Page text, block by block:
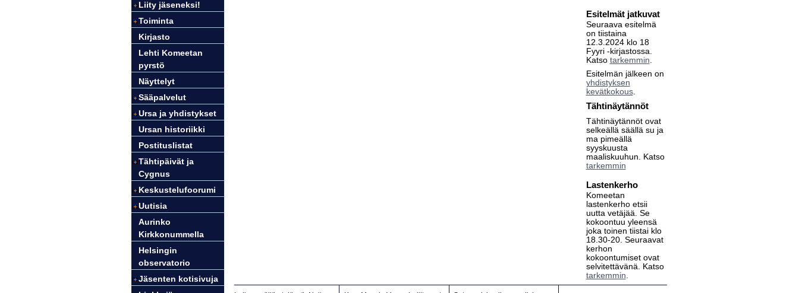
Esitelmät jatkuvat
Seuraava esitelmä
on tiistaina
12.3.2024 klo 18
Fyyri -kirjastossa.
Katso tarkemmin.
Esitelmän jälkeen on
yhdistyksen
kevätkokous.
Tähtinäytännöt
Tähtinäytännöt ovat
selkeällä säällä su ja
ma pimeällä
syyskuusta
maaliskuuhun. Katso
tarkemmin
Lastenkerho
Komeetan
lastenkerho etsii
uutta vetäjää. Se
kokoontuu yleensä
joka toinen tiistai klo
18.30-20. Seuraavat
kerhon
kokoontumiset ovat
selvitettävänä. Katso
tarkemmin.
Liity jäseneksi!
Toiminta
Kirjasto
Lehti Komeetan
pyrstö
Näyttelyt
Sääpalvelut
Ursa ja yhdistykset
Ursan historiikki
Postituslistat
Tähtipäivät ja
Cygnus
Keskustelufoorumi
Uutisia
Aurinko
Kirkkonummella
Helsingin
observatorio
Jäsenten kotisivuja